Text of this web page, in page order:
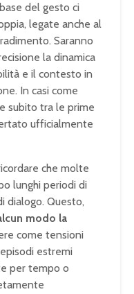
del gesto ci
legate anche al
Saranno
la dinamica
e il contesto in
In casi come
subito tra le prime
ufficialmente
che molte
lunghi periodi di
dialogo. Questo,
modo la
come tensioni
estremi
per tempo o